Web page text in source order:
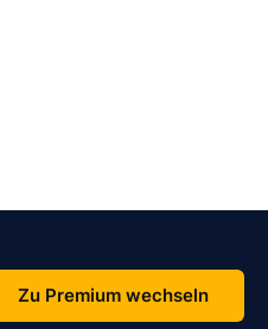
Zu Premium wechseln